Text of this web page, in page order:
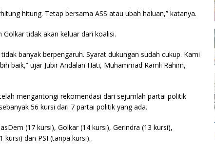
hitung. Tetap bersama ASS atau ubah haluan,” katanya.
tidak akan keluar dari koalisi.
banyak berpengaruh. Syarat dukungan sudah cukup. Kami
baik,” ujar Jubir Andalan Hati, Muhammad Ramli Rahim,
mengantongi rekomendasi dari sejumlah partai politik
56 kursi dari 7 partai politik yang ada.
(17 kursi), Golkar (14 kursi), Gerindra (13 kursi),
kursi) dan PSI (tanpa kursi).